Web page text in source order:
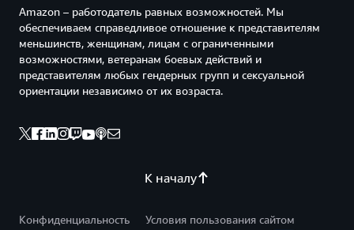
К началу
Amazon – работодатель равных возможностей. Мы
обеспечиваем справедливое отношение к представителям
меньшинств, женщинам, лицам с ограниченными
возможностями, ветеранам боевых действий и
представителям любых гендерных групп и сексуальной
ориентации независимо от их возраста.
Конфиденциальность
Условия пользования сайтом